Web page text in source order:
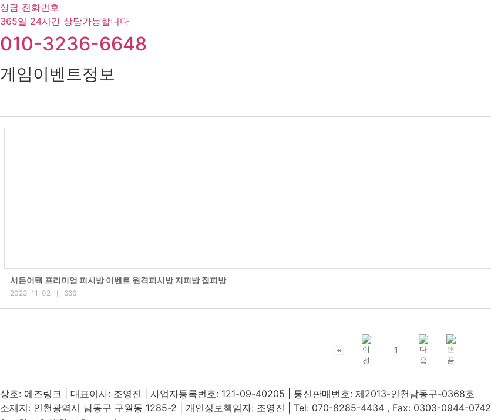
상담 전화번호
365일 24시간 상담가능합니다
010-3236-6648
게임이벤트정보
서든어택 프리미엄 피시방 이벤트 원격피시방 지피방 집피방
2023-11-02 666
1
상호: 에즈링크 | 대표이사: 조영진 | 사업자등록번호: 121-09-40205 | 통신판매번호: 제2013-인천남동구-0368호
소재지: 인천광역시 남동구 구월동 1285-2 | 개인정보책임자: 조영진 | Tel: 070-8285-4434 , Fax: 0303-0944-0742